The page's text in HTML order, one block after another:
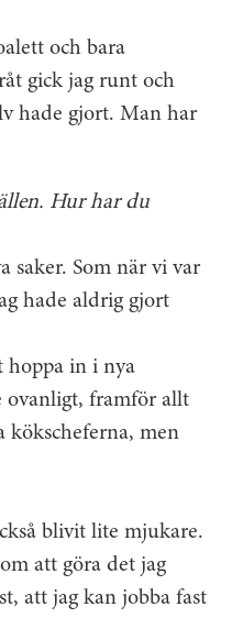
och bara
gick jag runt och
hade gjort. Man har
Hur har du
saker. Som när vi var
hade aldrig gjort
hoppa in i nya
ovanligt, framför allt
kökscheferna, men
blivit lite mjukare.
att göra det jag
att jag kan jobba fast